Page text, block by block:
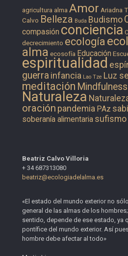
agricultura alma Amor Ariadna
Calvo Belleza Buda Budismo
compasión conciencia
decrecimiento ecología
alma ecosofía Educación
espiritualidad
guerra infancia Lao Tze Luz
meditación Mindfulness
Naturaleza
oración pandemia PAz
soberanía alimentaria sufismo
Beatriz Calvo Villoria
+ 34 687313080
beatriz@ecologiadelalma.es
«El estado del mundo exterior no
general de las almas de los
sentido, depende de ese estado, ya
pontífice del mundo exterior. Así
hombre debe afectar al todo»